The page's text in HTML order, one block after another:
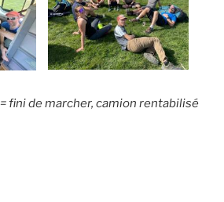
fini de marcher, camion rentabilisé